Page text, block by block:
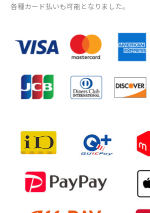
各種カード払いも可能となりました。